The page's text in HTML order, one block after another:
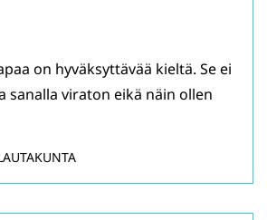
on hyväksyttävää kieltä. Se ei
sanalla viraton eikä näin ollen